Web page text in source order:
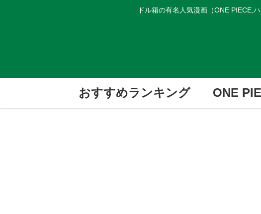
ドル箱の有名人気漫画（ONE PIECE,
おすすめランキング ONE